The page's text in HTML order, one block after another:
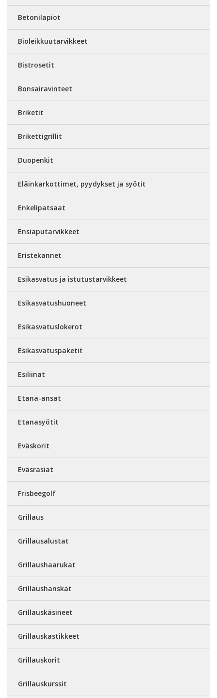
Betonilapiot
Bioleikkuutarvikkeet
Bistrosetit
Bonsairavinteet
Briketit
Brikettigrillit
Duopenkit
Eläinkarkottimet, pyydykset ja syötit
Enkelipatsaat
Ensiaputarvikkeet
Eristekannet
Esikasvatus ja istutustarvikkeet
Esikasvatushuoneet
Esikasvatuslokerot
Esikasvatuspaketit
Esiliinat
Etana-ansat
Etanasyötit
Eväskorit
Eväsrasiat
Frisbeegolf
Grillaus
Grillausalustat
Grillaushaarukat
Grillaushanskat
Grillauskäsineet
Grillauskastikkeet
Grillauskorit
Grillauskurssit